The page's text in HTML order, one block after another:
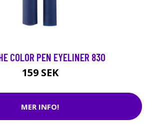
COLOR PEN EYELINER 830
159 SEK
MER INFO!